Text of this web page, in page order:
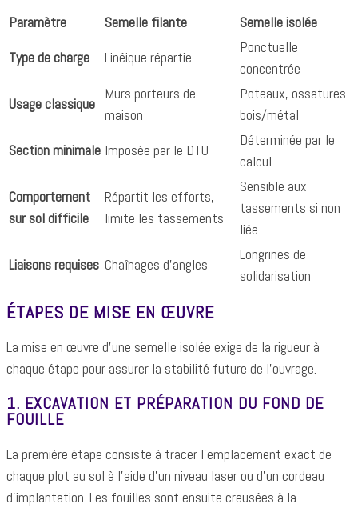
Paramètre Semelle filante
Semelle isolée
Type de charge
Linéique répartie
Ponctuelle
concentrée
Usage classique
Murs porteurs de
maison
Poteaux, ossatures
bois/métal
Section minimale Imposée par le DTU
Déterminée par le
calcul
Comportement
sur sol difficile
Répartit les efforts,
limite les tassements
Sensible aux
tassements si non
liée
Liaisons requises Chaînages d'angles
Longrines de
solidarisation
ÉTAPES DE MISE EN ŒUVRE
La mise en œuvre d'une semelle isolée exige de la rigueur à
chaque étape pour assurer la stabilité future de l'ouvrage.
1. EXCAVATION ET PRÉPARATION DU FOND DE
FOUILLE
La première étape consiste à tracer l'emplacement exact de
chaque plot au sol à l'aide d'un niveau laser ou d'un cordeau
d'implantation. Les fouilles sont ensuite creusées à la